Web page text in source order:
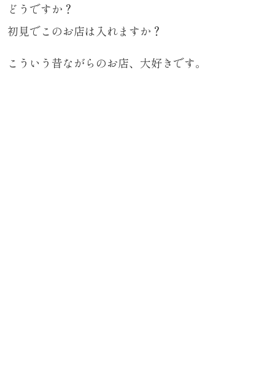
どうですか？
初見でこのお店は入れますか？
こういう昔ながらのお店、大好きです。